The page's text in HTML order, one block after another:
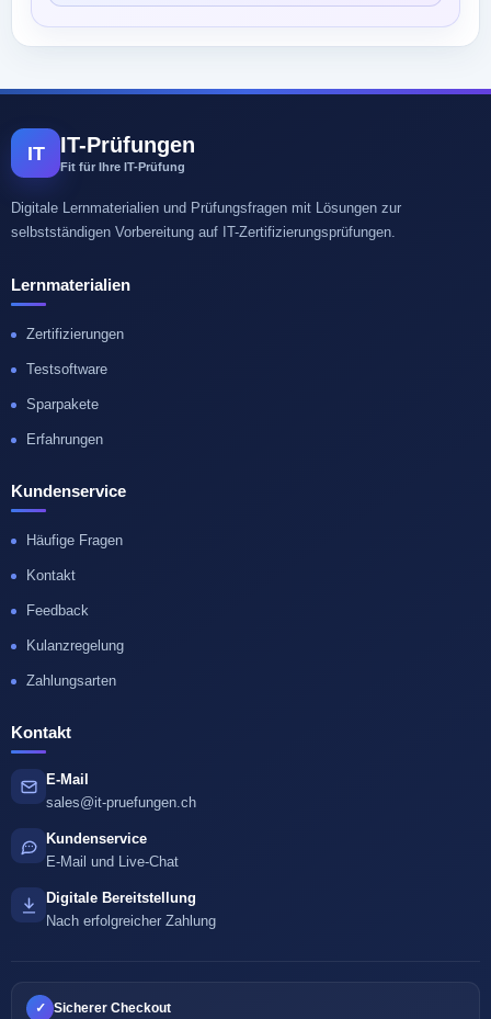
IT IT-Prüfungen
Fit für Ihre IT-Prüfung
Digitale Lernmaterialien und Prüfungsfragen mit Lösungen zur
selbstständigen Vorbereitung auf IT-Zertifizierungsprüfungen.
Lernmaterialien
Zertifizierungen
Testsoftware
Sparpakete
Erfahrungen
Kundenservice
Häufige Fragen
Kontakt
Feedback
Kulanzregelung
Zahlungsarten
Kontakt
E-Mail
sales@it-pruefungen.ch
Kundenservice
E-Mail und Live-Chat
Digitale Bereitstellung
Nach erfolgreicher Zahlung
✓ Sicherer Checkout